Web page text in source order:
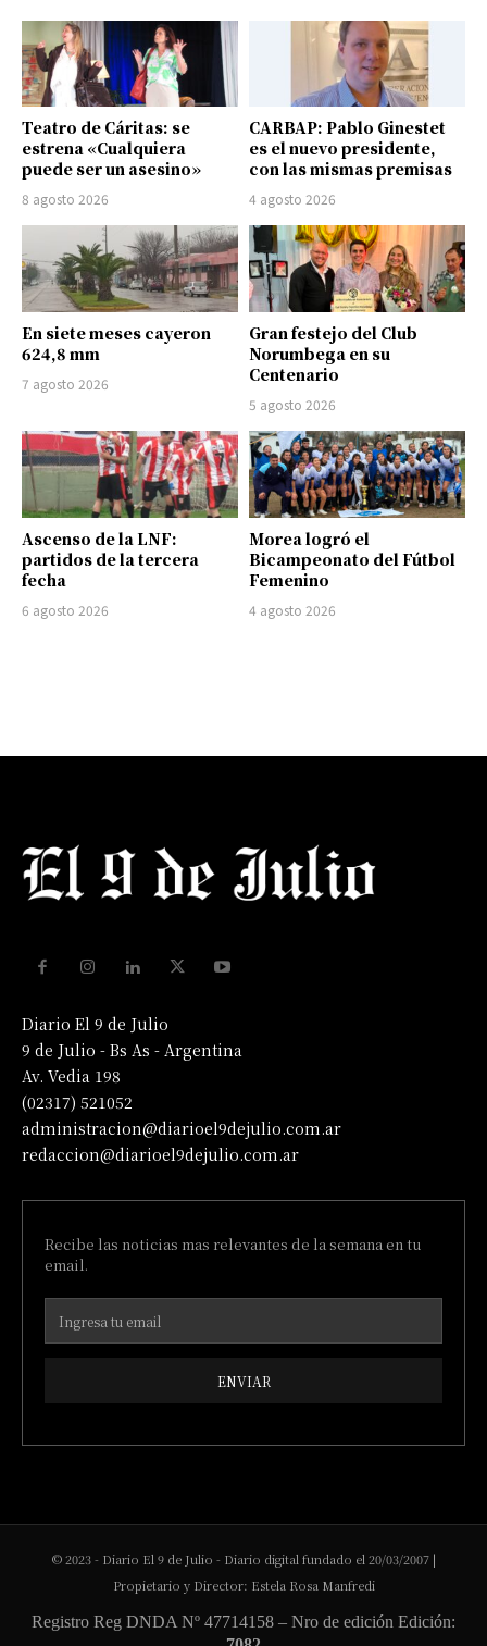
Teatro de Cáritas: se
estrena «Cualquiera
puede ser un asesino»
8 agosto 2026
CARBAP: Pablo Ginestet
es el nuevo presidente,
con las mismas premisas
4 agosto 2026
En siete meses cayeron
624,8 mm
7 agosto 2026
Gran festejo del Club
Norumbega en su
Centenario
5 agosto 2026
Ascenso de la LNF:
partidos de la tercera
fecha
6 agosto 2026
Morea logró el
Bicampeonato del Fútbol
Femenino
4 agosto 2026
Diario El 9 de Julio
9 de Julio - Bs As - Argentina
Av. Vedia 198
(02317) 521052
administracion@diarioel9dejulio.com.ar
redaccion@diarioel9dejulio.com.ar
Recibe las noticias mas relevantes de la semana en tu
email.
ENVIAR
© 2023 - Diario El 9 de Julio - Diario digital fundado el 20/03/2007 |
Propietario y Director: Estela Rosa Manfredi
Registro Reg DNDA Nº 47714158 – Nro de edición Edición: